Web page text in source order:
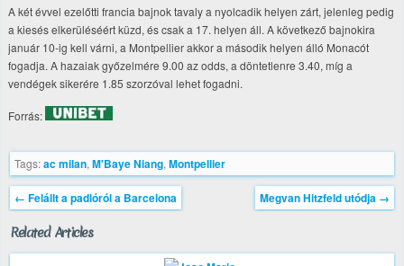
A két évvel ezelőtti francia bajnok tavaly a nyolcadik helyen zárt, jelenleg pedig
a kiesés elkerüléséért küzd, és csak a 17. helyen áll. A következő bajnokira
január 10-ig kell várni, a Montpellier akkor a második helyen álló Monacót
fogadja. A hazaiak győzelmére 9.00 az odds, a döntetlenre 3.40, míg a
vendégek sikerére 1.85 szorzóval lehet fogadni.
Forrás:
Tags:ac milan, M'Baye Niang, Montpellier
← Felállt a padlóról a Barcelona Megvan Hitzfeld utódja →
Related Articles